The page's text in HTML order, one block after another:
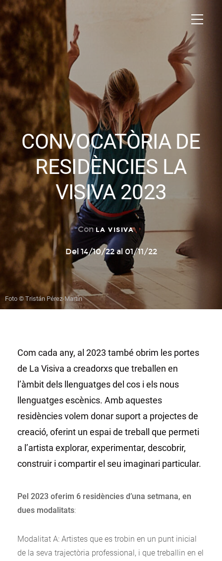
CONVOCATÒRIA DE
RESIDÈNCIES LA
VISIVA 2023
Con LA VISIVA
Del 14/10/22 al 01/11/22
Foto © Tristán Pérez-Martín
Com cada any, al 2023 també obrim les portes
de La Visiva a creadorxs que treballen en
l’àmbit dels llenguatges del cos i els nous
llenguatges escènics. Amb aquestes
residències volem donar suport a projectes de
creació, oferint un espai de treball que permeti
a l’artista explorar, experimentar, descobrir,
construir i compartir el seu imaginari particular.
Pel 2023 oferim 6 residències d’una setmana, en
dues modalitats:
Modalitat A: Artistes que es trobin en un punt inicial
de la seva trajectòria professional, i que treballin en el